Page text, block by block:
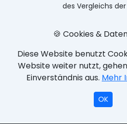
des Vergleichs
🍪 Cookies &
Diese Website benutzt
Website weiter nutzt,
Einverständnis aus. Mehr
OK